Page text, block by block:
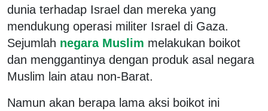
dunia terhadap Israel dan mereka yang
mendukung operasi militer Israel di Gaza.
Sejumlah negara Muslim melakukan boikot
dan menggantinya dengan produk asal negara
Muslim lain atau non-Barat.
Namun akan berapa lama aksi boikot ini